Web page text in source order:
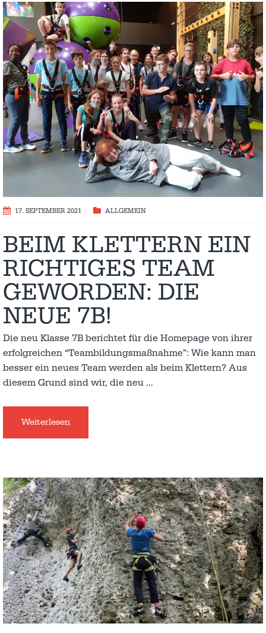
17. SEPTEMBER 2021 ALLGEMEIN
BEIM KLETTERN EIN
RICHTIGES TEAM
GEWORDEN: DIE
NEUE 7B!
Die neu Klasse 7B berichtet für die Homepage von ihrer
erfolgreichen “Teambildungsmaßnahme”: Wie kann man
besser ein neues Team werden als beim Klettern? Aus
diesem Grund sind wir, die neu …
Weiterlesen